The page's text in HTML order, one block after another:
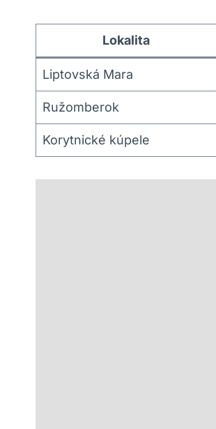
Lokalita
Liptovská Mara
Ružomberok
Korytnické kúpele